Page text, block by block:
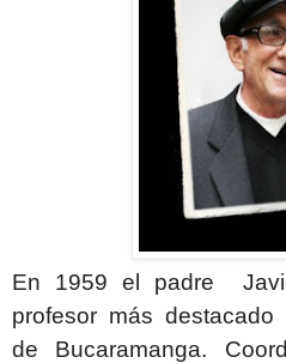
En 1959 el padre
profesor más
de Bucaramanga.